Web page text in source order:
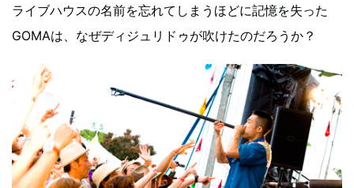
ライブハウスの名前を忘れてしまうほどに記憶を失った
GOMAは、なぜディジュリドゥが吹けたのだろうか？